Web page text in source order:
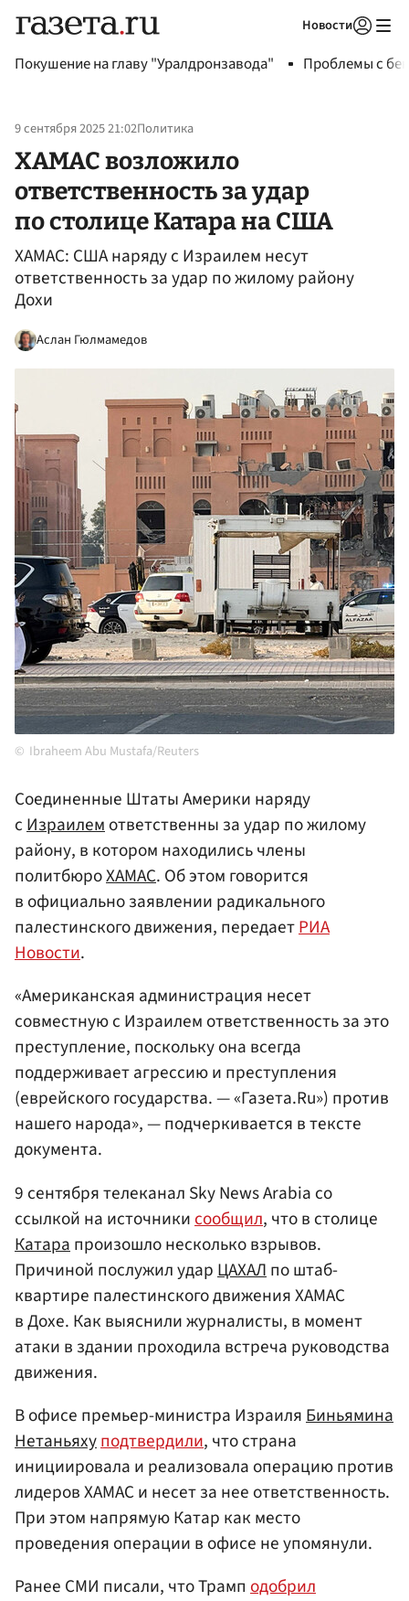
Новости
Покушение на главу "Уралдронзавода" Проблемы с
9 сентября 2025 21:02Политика
ХАМАС возложило
ответственность за удар
по столице Катара на США
ХАМАС: США наряду с Израилем несут
ответственность за удар по жилому району
Дохи
Аслан Гюлмамедов
Ibraheem Abu Mustafa/Reuters
Соединенные Штаты Америки наряду
сИзраилемответственны за удар по жилому
району, в котором находились члены
политбюроХАМАС. Об этом говорится
в официально заявлении радикального
палестинского движения, передаетРИА
Новости.
«Американская администрация несет
совместную с Израилем ответственность за это
преступление, поскольку она всегда
поддерживает агрессию и преступления
(еврейского государства. — «Газета.Ru») против
нашего народа», — подчеркивается в тексте
документа.
9 сентября телеканал Sky News Arabia со
ссылкой на источники сообщил, что в столице
Катара произошло несколько взрывов.
Причиной послужил удар ЦАХАЛ по штаб-
квартире палестинского движения ХАМАС
в Дохе. Как выяснили журналисты, в момент
атаки в здании проходила встреча руководства
движения.
В офисе премьер-министра ИзраиляБиньямина
Нетаньяхуподтвердили, что страна
инициировала и реализовала операцию против
лидеров ХАМАС и несет за нее ответственность.
При этом напрямую Катар как место
проведения операции в офисе не упомянули.
Ранее СМИ писали, что Трамп одобрил